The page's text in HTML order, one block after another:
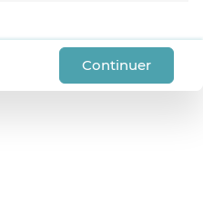
Continuer